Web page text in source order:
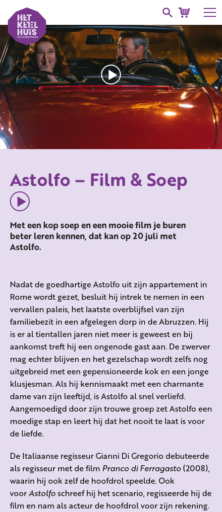
Astolfo – Film & Soep
Met een kop soep en een mooie film je buren
beter leren kennen, dat kan op 20 juli met
Astolfo.
Nadat de goedhartige Astolfo uit zijn appartement in
Rome wordt gezet, besluit hij intrek te nemen in een
vervallen paleis, het laatste overblijfsel van zijn
familiebezit in een afgelegen dorp in de Abruzzen. Hij
is er al tientallen jaren niet meer is geweest en bij
aankomst treft hij een ongenode gast aan. De zwerver
mag echter blijven en het gezelschap wordt zelfs nog
uitgebreid met een gepensioneerde kok en een jonge
klusjesman. Als hij kennismaakt met een charmante
dame van zijn leeftijd, is Astolfo al snel verliefd.
Aangemoedigd door zijn trouwe groep zet Astolfo een
moedige stap en leert hij dat het nooit te laat is voor
de liefde.
De Italiaanse regisseur Gianni Di Gregorio debuteerde
als regisseur met de film Pranco di Ferragasto (2008),
waarin hij ook zelf de hoofdrol speelde. Ook
voorAstolfoschreef hij het scenario, regisseerde hij de
film en nam als acteur de hoofdrol voor zijn rekening.